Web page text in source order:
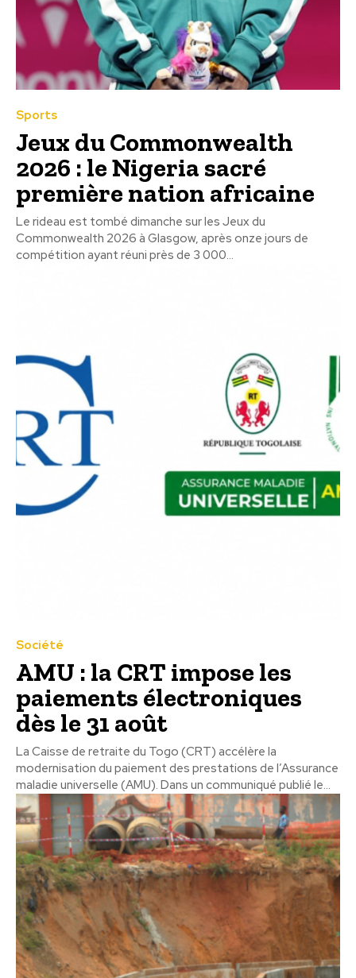
Sports
Jeux du Commonwealth
2026 : le Nigeria sacré
première nation africaine
Le rideau est tombé dimanche sur les Jeux du
Commonwealth 2026 à Glasgow, après onze jours de
compétition ayant réuni près de 3 000...
Société
AMU : la CRT impose les
paiements électroniques
dès le 31 août
La Caisse de retraite du Togo (CRT) accélère la
modernisation du paiement des prestations de l’Assurance
maladie universelle (AMU). Dans un communiqué publié le...